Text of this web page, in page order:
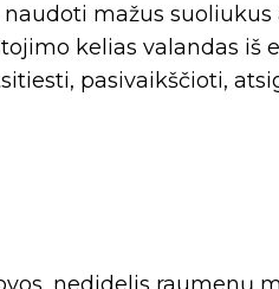
mažus suoliukus
kelias valandas iš
pasivaikščioti,